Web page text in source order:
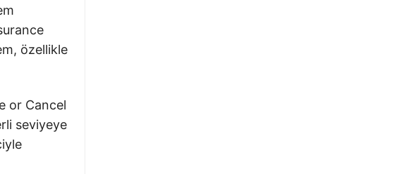
özellikle
or Cancel
seviyeye